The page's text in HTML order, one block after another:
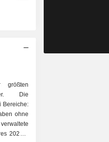
Die
Bereiche:
ohne
2025; -